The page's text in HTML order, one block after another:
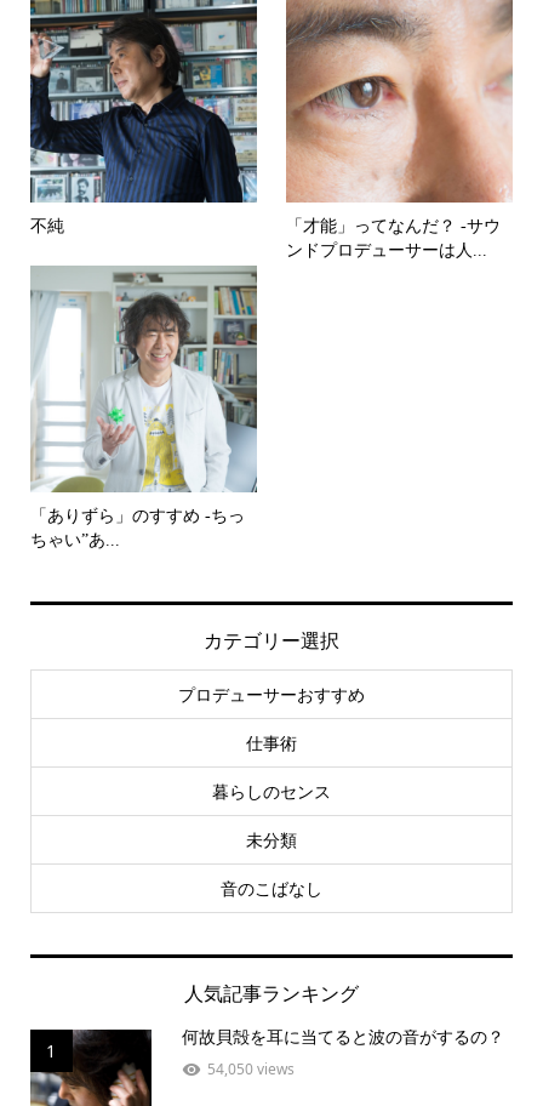
不純
「才能」ってなんだ？ -サウ
ンドプロデューサーは人...
「ありずら」のすすめ -ちっ
ちゃい”あ...
カテゴリー選択
プロデューサーおすすめ
仕事術
暮らしのセンス
未分類
音のこばなし
人気記事ランキング
1
何故貝殻を耳に当てると波の音がするの？
54,050 views